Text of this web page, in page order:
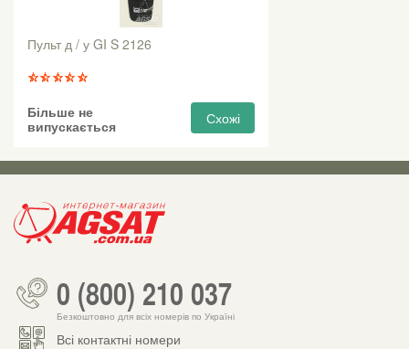
Пульт д / у GI S 2126
Більше не
випускається
Схожі
0 (800) 210 037
Безкоштовно для всіх номерів по Україні
Всі контактні номери